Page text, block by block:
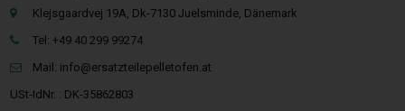
Klejsgaardvej 19A, Dk-7130 Juelsminde, Dänemark
Tel: +49 40 299 99274
Mail: info@ersatzteilepelletofen.at
USt-IdNr. : DK-35862803